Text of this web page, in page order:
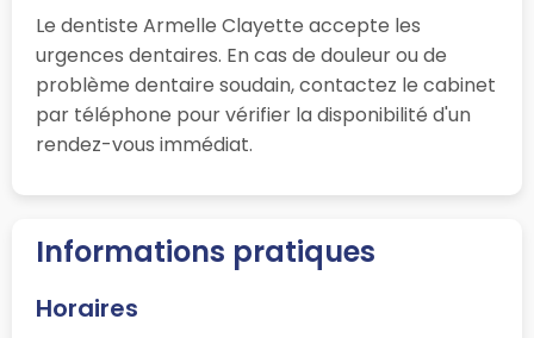
Le dentiste Armelle Clayette accepte les
urgences dentaires. En cas de douleur ou de
problème dentaire soudain, contactez le cabinet
par téléphone pour vérifier la disponibilité d'un
rendez-vous immédiat.
Informations pratiques
Horaires